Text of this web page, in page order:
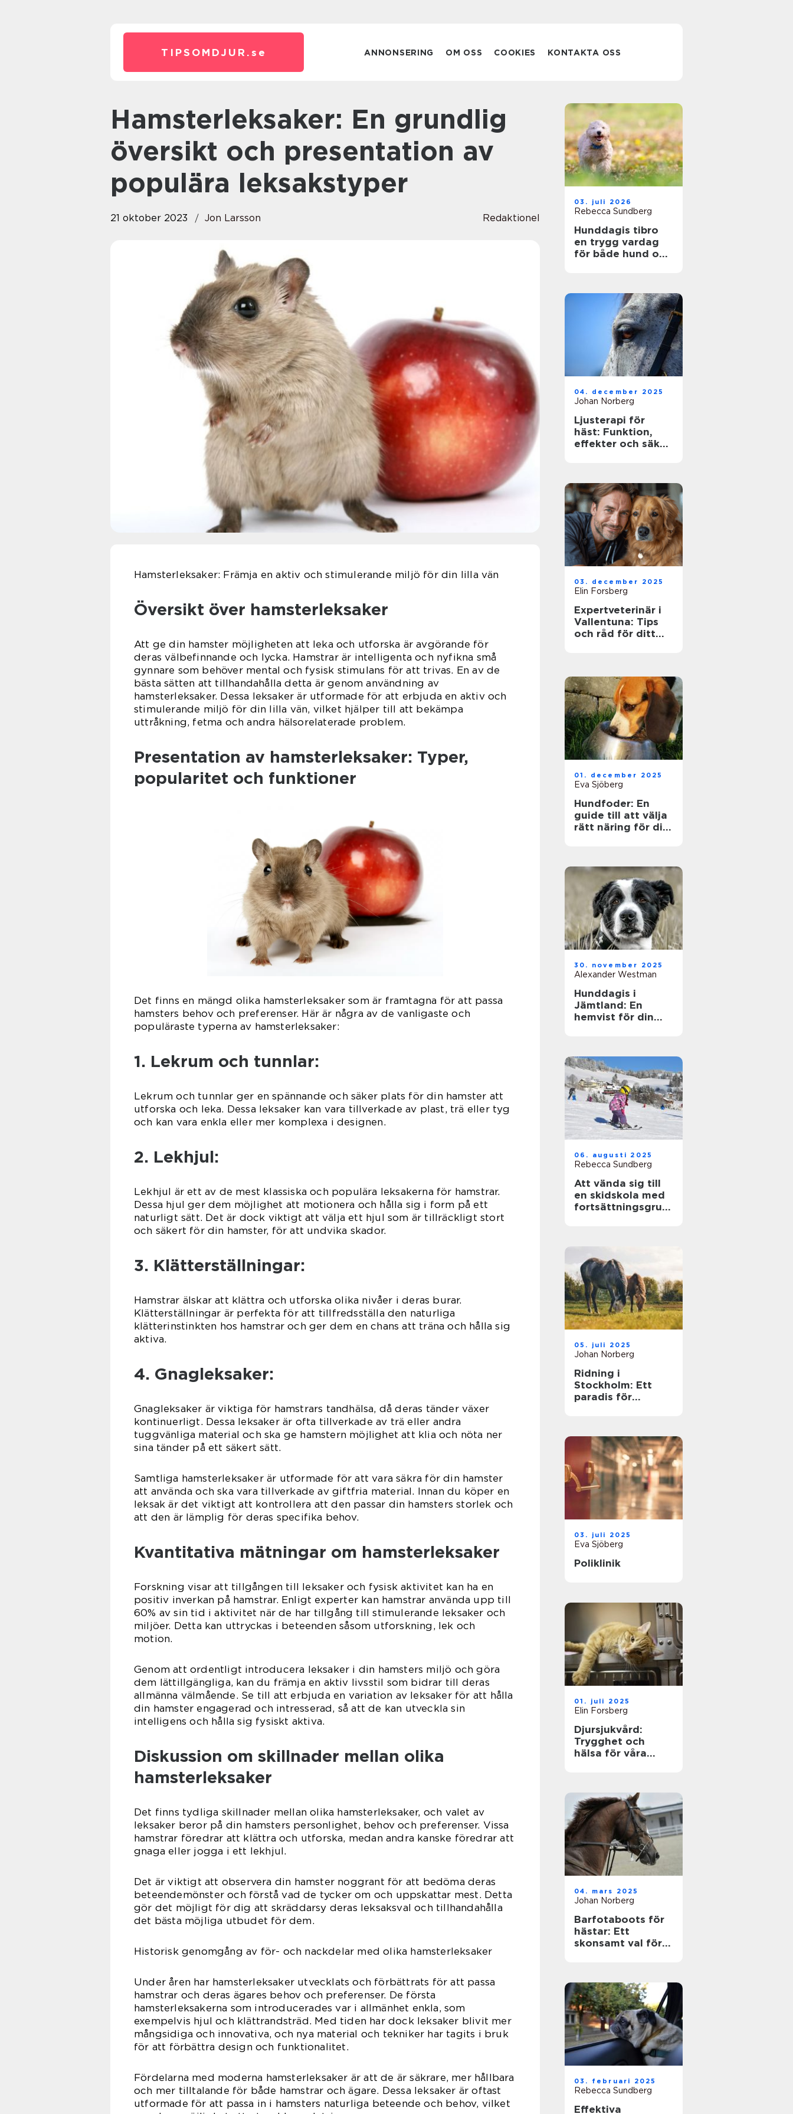
TIPSOMDJUR. se ANNONSERING OM OSS COOKIES KONTAKTA OSS
Hamsterleksaker: En grundlig
översikt och presentation av
populära leksakstyper
21 oktober 2023 Jon Larsson Redaktionel
Hamsterleksaker: Främja en aktiv och stimulerande miljö för din lilla vän
Översikt över hamsterleksaker
Att ge din hamster möjligheten att leka och utforska är avgörande för
deras välbefinnande och lycka. Hamstrar är intelligenta och nyfikna små
gynnare som behöver mental och fysisk stimulans för att trivas. En av de
bästa sätten att tillhandahålla detta är genom användning av
hamsterleksaker. Dessa leksaker är utformade för att erbjuda en aktiv och
stimulerande miljö för din lilla vän, vilket hjälper till att bekämpa
uttråkning, fetma och andra hälsorelaterade problem.
Presentation av hamsterleksaker: Typer,
popularitet och funktioner
Det finns en mängd olika hamsterleksaker som är framtagna för att passa
hamsters behov och preferenser. Här är några av de vanligaste och
populäraste typerna av hamsterleksaker:
1. Lekrum och tunnlar:
Lekrum och tunnlar ger en spännande och säker plats för din hamster att
utforska och leka. Dessa leksaker kan vara tillverkade av plast, trä eller tyg
och kan vara enkla eller mer komplexa i designen.
2. Lekhjul:
Lekhjul är ett av de mest klassiska och populära leksakerna för hamstrar.
Dessa hjul ger dem möjlighet att motionera och hålla sig i form på ett
naturligt sätt. Det är dock viktigt att välja ett hjul som är tillräckligt stort
och säkert för din hamster, för att undvika skador.
3. Klätterställningar:
Hamstrar älskar att klättra och utforska olika nivåer i deras burar.
Klätterställningar är perfekta för att tillfredsställa den naturliga
klätterinstinkten hos hamstrar och ger dem en chans att träna och hålla sig
aktiva.
4. Gnagleksaker:
Gnagleksaker är viktiga för hamstrars tandhälsa, då deras tänder växer
kontinuerligt. Dessa leksaker är ofta tillverkade av trä eller andra
tuggvänliga material och ska ge hamstern möjlighet att klia och nöta ner
sina tänder på ett säkert sätt.
Samtliga hamsterleksaker är utformade för att vara säkra för din hamster
att använda och ska vara tillverkade av giftfria material. Innan du köper en
leksak är det viktigt att kontrollera att den passar din hamsters storlek och
att den är lämplig för deras specifika behov.
Kvantitativa mätningar om hamsterleksaker
Forskning visar att tillgången till leksaker och fysisk aktivitet kan ha en
positiv inverkan på hamstrar. Enligt experter kan hamstrar använda upp till
60% av sin tid i aktivitet när de har tillgång till stimulerande leksaker och
miljöer. Detta kan uttryckas i beteenden såsom utforskning, lek och
motion.
Genom att ordentligt introducera leksaker i din hamsters miljö och göra
dem lättillgängliga, kan du främja en aktiv livsstil som bidrar till deras
allmänna välmående. Se till att erbjuda en variation av leksaker för att hålla
din hamster engagerad och intresserad, så att de kan utveckla sin
intelligens och hålla sig fysiskt aktiva.
Diskussion om skillnader mellan olika
hamsterleksaker
Det finns tydliga skillnader mellan olika hamsterleksaker, och valet av
leksaker beror på din hamsters personlighet, behov och preferenser. Vissa
hamstrar föredrar att klättra och utforska, medan andra kanske föredrar att
gnaga eller jogga i ett lekhjul.
Det är viktigt att observera din hamster noggrant för att bedöma deras
beteendemönster och förstå vad de tycker om och uppskattar mest. Detta
gör det möjligt för dig att skräddarsy deras leksaksval och tillhandahålla
det bästa möjliga utbudet för dem.
Historisk genomgång av för- och nackdelar med olika hamsterleksaker
Under åren har hamsterleksaker utvecklats och förbättrats för att passa
hamstrar och deras ägares behov och preferenser. De första
hamsterleksakerna som introducerades var i allmänhet enkla, som
exempelvis hjul och klättrandsträd. Med tiden har dock leksaker blivit mer
mångsidiga och innovativa, och nya material och tekniker har tagits i bruk
för att förbättra design och funktionalitet.
Fördelarna med moderna hamsterleksaker är att de är säkrare, mer hållbara
och mer tilltalande för både hamstrar och ägare. Dessa leksaker är oftast
utformade för att passa in i hamsters naturliga beteende och behov, vilket
03. juli 2026
Rebecca Sundberg
Hunddagis tibro
en trygg vardag
för både hund och
04. december 2025
Johan Norberg
Ljusterapi för
häst: Funktion,
effekter och säker
03. december 2025
Elin Forsberg
Expertveterinär i
Vallentuna: Tips
och råd för ditt
01. december 2025
Eva Sjöberg
Hundfoder: En
guide till att välja
rätt näring för din
30. november 2025
Alexander Westman
Hunddagis i
Jämtland: En
hemvist för din
06. augusti 2025
Rebecca Sundberg
Att vända sig till
en skidskola med
fortsättningsgrup
05. juli 2025
Johan Norberg
Ridning i
Stockholm: Ett
paradis för
03. juli 2025
Eva Sjöberg
Poliklinik
01. juli 2025
Elin Forsberg
Djursjukvård:
Trygghet och
hälsa för våra
04. mars 2025
Johan Norberg
Barfotaboots för
hästar: Ett
skonsamt val för
03. februari 2025
Rebecca Sundberg
Effektiva